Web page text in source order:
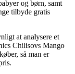
og børn, samt
tilbyde gratis
at analysere et
Chilisovs Mango
så man er